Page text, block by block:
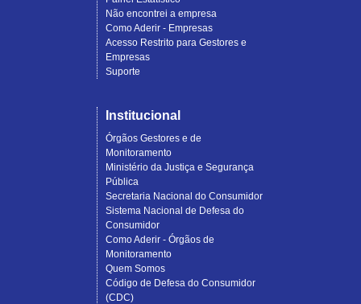
Não encontrei a empresa
Como Aderir - Empresas
Acesso Restrito para Gestores e
Empresas
Suporte
Institucional
Órgãos Gestores e de
Monitoramento
Ministério da Justiça e Segurança
Pública
Secretaria Nacional do Consumidor
Sistema Nacional de Defesa do
Consumidor
Como Aderir - Órgãos de
Monitoramento
Quem Somos
Código de Defesa do Consumidor
(CDC)